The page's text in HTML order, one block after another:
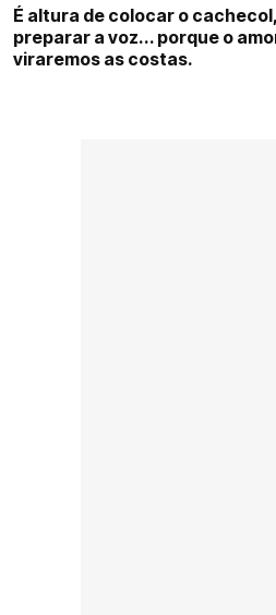
É altura de colocar o
preparar a voz... porque o
viraremos as costas.